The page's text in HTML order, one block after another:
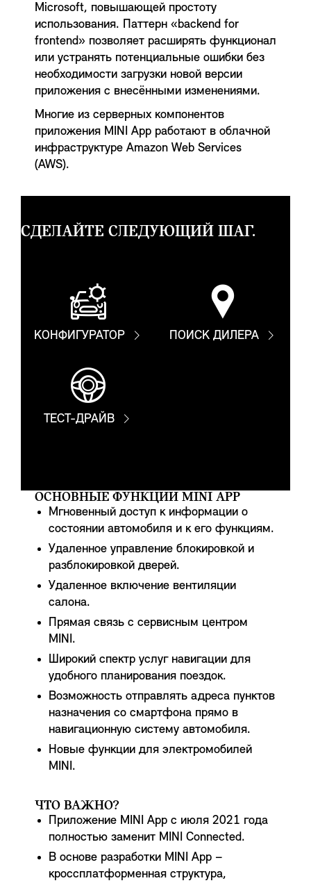
Microsoft, повышающей простоту
использования. Паттерн «backend for
frontend» позволяет расширять функционал
или устранять потенциальные ошибки без
необходимости загрузки новой версии
приложения с внесёнными изменениями.
Многие из серверных компонентов
приложения MINI App работают в облачной
инфраструктуре Amazon Web Services
(AWS).
СДЕЛАЙТЕ СЛЕДУЮЩИЙ ШАГ.
КОНФИГУРАТОР ПОИСК ДИЛЕРА
ТЕСТ-ДРАЙВ
ОСНОВНЫЕ ФУНКЦИИ MINI APP
Мгновенный доступ к информации о
состоянии автомобиля и к его функциям.
Удаленное управление блокировкой и
разблокировкой дверей.
Удаленное включение вентиляции
салона.
Прямая связь с сервисным центром
MINI.
Широкий спектр услуг навигации для
удобного планирования поездок.
Возможность отправлять адреса пунктов
назначения со смартфона прямо в
навигационную систему автомобиля.
Новые функции для электромобилей
MINI.
ЧТО ВАЖНО?
Приложение MINI App с июля 2021 года
полностью заменит MINI Connected.
В основе разработки MINI App –
кроссплатформенная структура,